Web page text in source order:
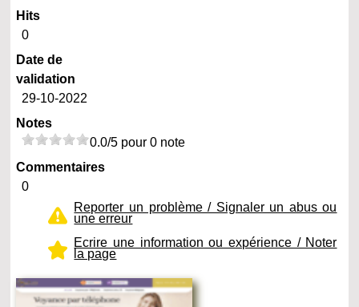
Hits
0
Date de
validation
29-10-2022
Notes
0.0/5 pour 0 note
Commentaires
0
Reporter un problème / Signaler un abus ou
une erreur
Ecrire une information ou expérience / Noter
la page